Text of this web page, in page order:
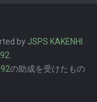
by JSPS KAKENHI
の助成を受けたもの